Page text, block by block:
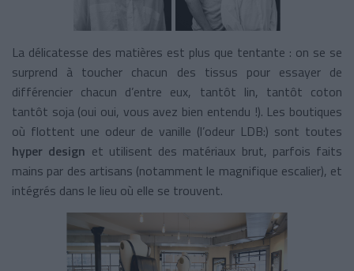
La délicatesse des matières est plus que tentante : on se se
surprend à toucher chacun des tissus pour essayer de
différencier chacun d’entre eux, tantôt lin, tantôt coton
tantôt soja (oui oui, vous avez bien entendu !). Les boutiques
où flottent une odeur de vanille (l’odeur LDB:) sont toutes
hyper design et utilisent des matériaux brut, parfois faits
mains par des artisans (notamment le magnifique escalier), et
intégrés dans le lieu où elle se trouvent.